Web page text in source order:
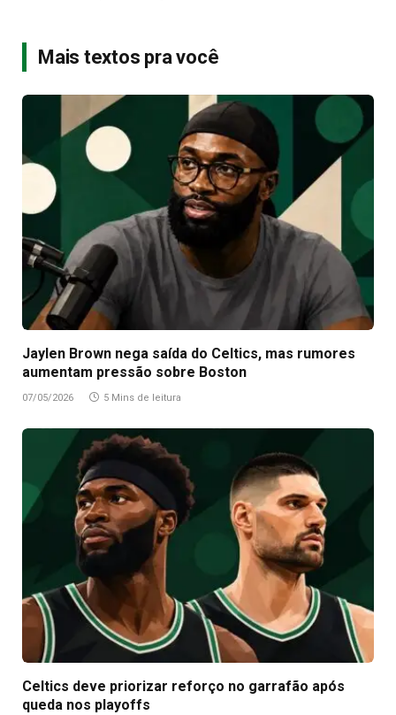
Mais textos pra você
Jaylen Brown nega saída do Celtics, mas rumores
aumentam pressão sobre Boston
07/05/2026 5 Mins de leitura
Celtics deve priorizar reforço no garrafão após
queda nos playoffs